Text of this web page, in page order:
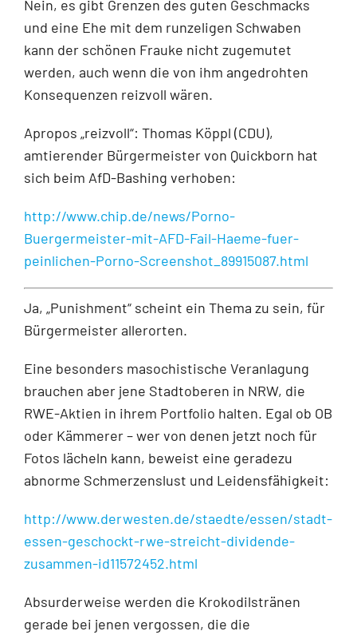
Nein, es gibt Grenzen des guten Geschmacks
und eine Ehe mit dem runzeligen Schwaben
kann der schönen Frauke nicht zugemutet
werden, auch wenn die von ihm angedrohten
Konsequenzen reizvoll wären.
Apropos „reizvoll“: Thomas Köppl (CDU),
amtierender Bürgermeister von Quickborn hat
sich beim AfD-Bashing verhoben:
http://www.chip.de/news/Porno-
Buergermeister-mit-AFD-Fail-Haeme-fuer-
peinlichen-Porno-Screenshot_89915087.html
Ja, „Punishment“ scheint ein Thema zu sein, für
Bürgermeister allerorten.
Eine besonders masochistische Veranlagung
brauchen aber jene Stadtoberen in NRW, die
RWE-Aktien in ihrem Portfolio halten. Egal ob OB
oder Kämmerer – wer von denen jetzt noch für
Fotos lächeln kann, beweist eine geradezu
abnorme Schmerzenslust und Leidensfähigkeit:
http://www.derwesten.de/staedte/essen/stadt-
essen-geschockt-rwe-streicht-dividende-
zusammen-id11572452.html
Absurderweise werden die Krokodilstränen
gerade bei jenen vergossen, die die